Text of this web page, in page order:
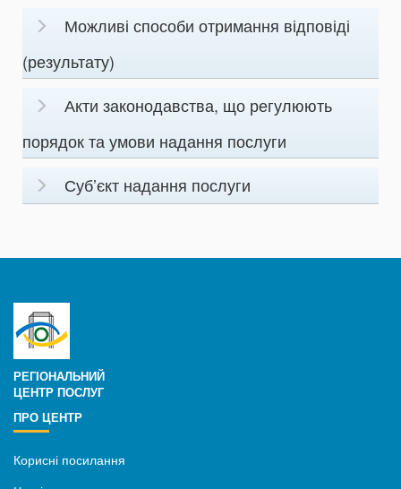
Можливі способи отримання відповіді
(результату)
Акти законодавства, що регулюють
порядок та умови надання послуги
Суб’єкт надання послуги
РЕГІОНАЛЬНИЙ
ЦЕНТР ПОСЛУГ
ПРО ЦЕНТР
Корисні посилання